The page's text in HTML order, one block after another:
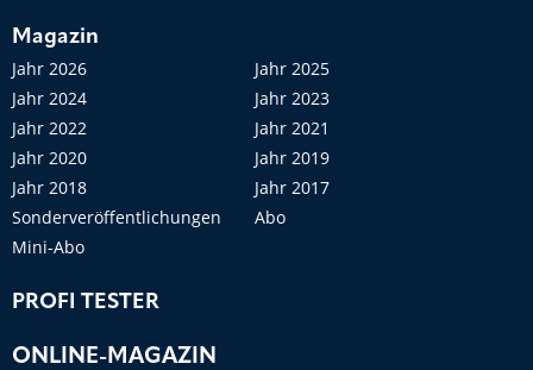
Magazin
Jahr 2026
Jahr 2025
Jahr 2024
Jahr 2023
Jahr 2022
Jahr 2021
Jahr 2020
Jahr 2019
Jahr 2018
Jahr 2017
Sonderveröffentlichungen
Abo
Mini-Abo
PROFI TESTER
ONLINE-MAGAZIN